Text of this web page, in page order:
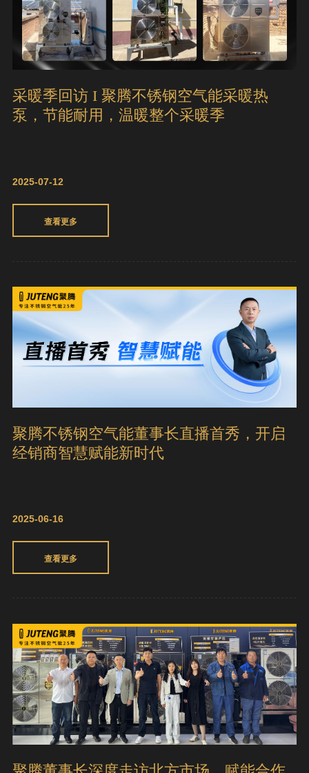
采暖季回访 I 聚腾不锈钢空气能采暖热
泵，节能耐用，温暖整个采暖季
2025-07-12
查看更多
聚腾不锈钢空气能董事长直播首秀，开启
经销商智慧赋能新时代
2025-06-16
查看更多